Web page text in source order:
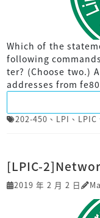
Which of the
following
ter? (Choose two.)
addresses from
202-450 、 LPI 、 LPIC
[LPIC-
2019 年 2 月 2 日